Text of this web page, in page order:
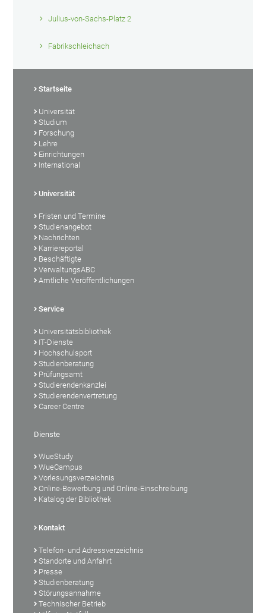
Julius-von-Sachs-Platz 2
Fabrikschleichach
Startseite
Universität
Studium
Forschung
Lehre
Einrichtungen
International
Universität
Fristen und Termine
Studienangebot
Nachrichten
Karriereportal
Beschäftigte
VerwaltungsABC
Amtliche Veröffentlichungen
Service
Universitätsbibliothek
IT-Dienste
Hochschulsport
Studienberatung
Prüfungsamt
Studierendenkanzlei
Studierendenvertretung
Career Centre
Dienste
WueStudy
WueCampus
Vorlesungsverzeichnis
Online-Bewerbung und Online-Einschreibung
Katalog der Bibliothek
Kontakt
Telefon- und Adressverzeichnis
Standorte und Anfahrt
Presse
Studienberatung
Störungsannahme
Technischer Betrieb